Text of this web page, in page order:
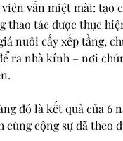
vẫn miệt mài: tạo
thao tác được thực
nuôi cấy xếp tầng,
ra nhà kính – nơi
đó là kết quả của 6
cộng sự đã theo